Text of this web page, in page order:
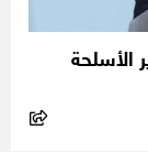
الأسلحة